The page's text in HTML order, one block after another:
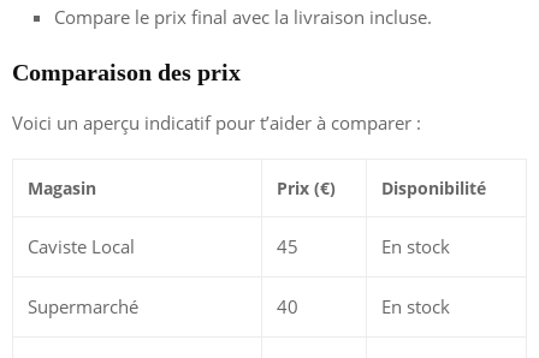
Compare le prix final avec la livraison incluse.
Comparaison des prix
Voici un aperçu indicatif pour t’aider à comparer :
Magasin Prix (€) Disponibilité
Caviste Local 45 En stock
Supermarché 40 En stock